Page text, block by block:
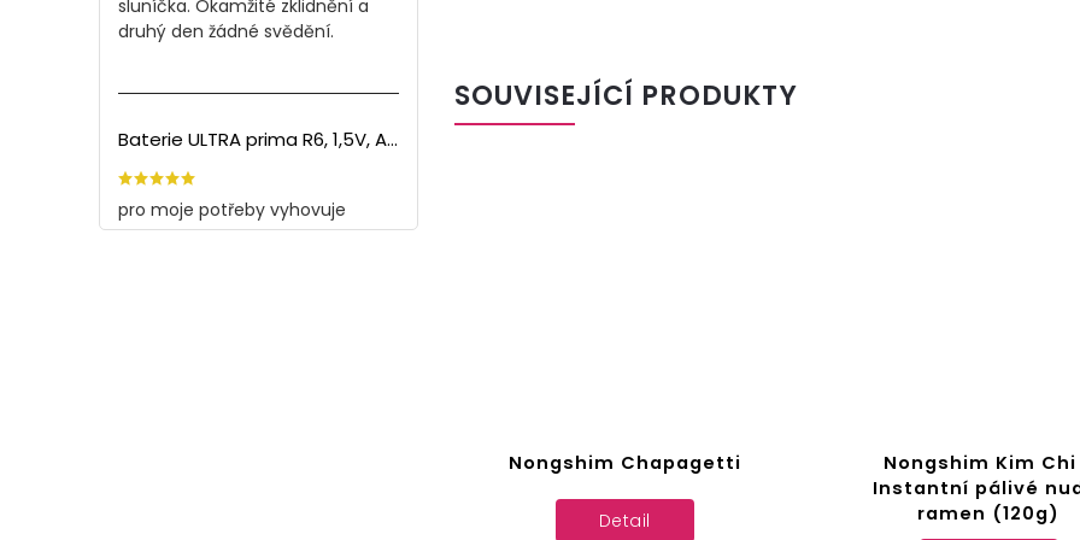
sluníčka. Okamžité zklidnění a
druhý den žádné svědění.
Baterie ULTRA prima R6, 1,5V, AA - 60ks
pro moje potřeby vyhovuje
SOUVISEJÍCÍ PRODUKTY
Nongshim Kim Chi -
ramen (120g)
Nongshim Shin
Instantní pálivé
ramen (120g)